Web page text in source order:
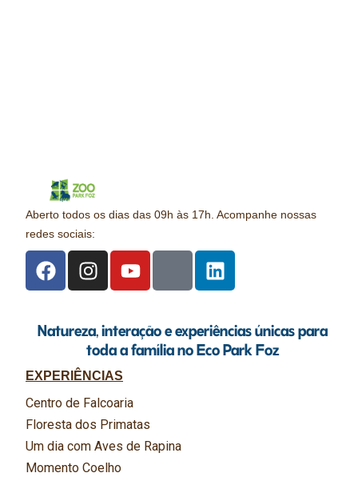
Aberto todos os dias das 09h às 17h. Acompanhe nossas
redes sociais:
Natureza, interação e experiências únicas para
toda a família no Eco Park Foz
EXPERIÊNCIAS
Centro de Falcoaria
Floresta dos Primatas
Um dia com Aves de Rapina
Momento Coelho